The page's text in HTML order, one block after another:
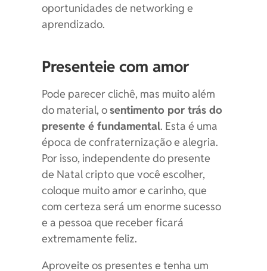
oportunidades de networking e
aprendizado.
Presenteie com amor
Pode parecer clichê, mas muito além
do material, osentimento por trás do
presente é fundamental. Esta é uma
época de confraternização e alegria.
Por isso, independente do presente
de Natal cripto que você escolher,
coloque muito amor e carinho, que
com certeza será um enorme sucesso
e a pessoa que receber ficará
extremamente feliz.
Aproveite os presentes e tenha um